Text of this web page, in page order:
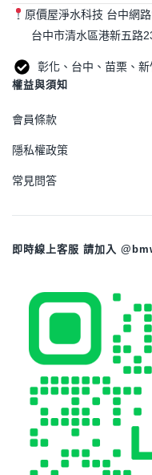
原價屋淨水科技 台中網
台中市清水區港新五路
彰化、台中、苗栗、
權益與須知
會員條款
隱私權政策
常見問答
即時線上客服 請加入